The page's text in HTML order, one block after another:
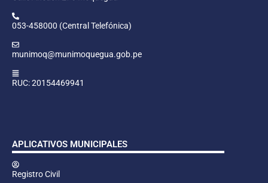
053-458000 (Central Telefónica)
munimoq@munimoquegua.gob.pe
RUC: 20154469941
APLICATIVOS MUNICIPALES
Registro Civil